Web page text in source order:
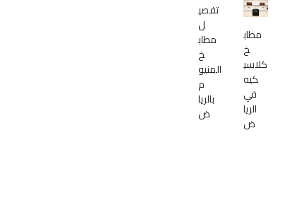
مطاب
خ
كلاسي
كيه
في
الريا
ض
تفصي
ل
مطاب
خ
المنيو
م
بالريا
ض